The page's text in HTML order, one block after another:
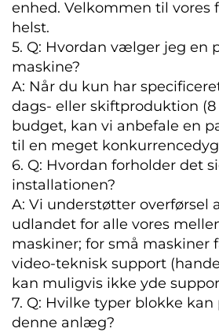
enhed. Velkommen til vores
helst.
5. Q: Hvordan vælger jeg en
maskine?
A: Når du kun har
dags- eller skiftproduktion
budget, kan vi anbefale en
til en meget
6. Q: Hvordan forholder det
installationen?
A: Vi understøtter overførsel
udlandet for alle vores
maskiner; for små maskiner
video-teknisk support
kan muligvis ikke yde
7. Q: Hvilke typer blokke
denne anlæg?